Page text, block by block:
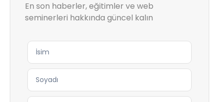
En son haberler, eğitimler ve web
seminerleri hakkında güncel kalın